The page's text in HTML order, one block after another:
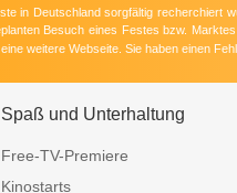
in Deutschland sorgfältig
Besuch eines Festes bzw.
weitere Webseite. Sie haben einen
Spaß und Unterhaltung
Free-TV-Premiere
Kinostarts